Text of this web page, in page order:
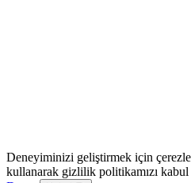
Deneyiminizi geliştirmek için
kullanarak gizlilik politikamızı